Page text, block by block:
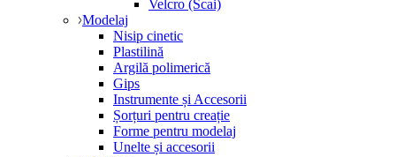
Velcro (Scai)
Modelaj
Nisip cinetic
Plastilină
Argilă polimerică
Gips
Instrumente și Accesorii
Șorțuri pentru creație
Forme pentru modelaj
Unelte și accesorii